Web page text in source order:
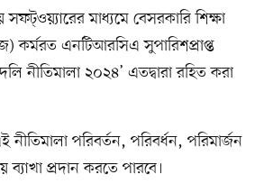
সফট্ওয়্যারের মাধ্যমে বেসরকারি শিক্ষা
কর্মরত এনটিআরসিএ সুপারিশপ্রাপ্ত
নীতিমালা ২০২৪’ এতদ্বারা রহিত করা
নীতিমালা পরিবর্তন, পরিবর্ধন, পরিমার্জন
ব্যাখা প্রদান করতে পারবে।